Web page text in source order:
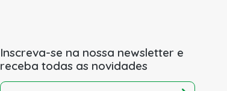
Inscreva-se na nossa newsletter e
receba todas as novidades